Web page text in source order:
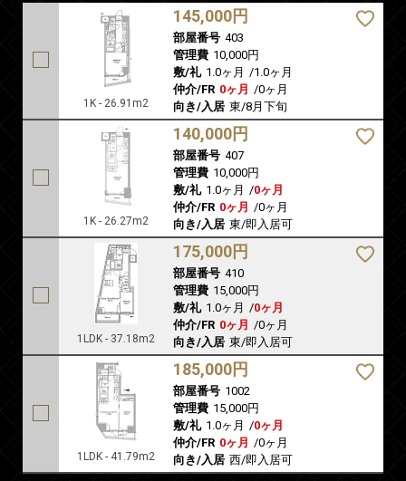
1K - 26.91m2
145,000円
部屋番号 403
管理費 10,000円
敷/礼 1.0ヶ月 /1.0ヶ月
仲介/FR 0ヶ月 /0ヶ月
向き/入居 東/8月下旬
1K - 26.27m2
140,000円
部屋番号 407
管理費 10,000円
敷/礼 1.0ヶ月 /0ヶ月
仲介/FR 0ヶ月 /0ヶ月
向き/入居 東/即入居可
1LDK - 37.18m2
175,000円
部屋番号 410
管理費 15,000円
敷/礼 1.0ヶ月 /0ヶ月
仲介/FR 0ヶ月 /0ヶ月
向き/入居 東/即入居可
1LDK - 41.79m2
185,000円
部屋番号 1002
管理費 15,000円
敷/礼 1.0ヶ月 /0ヶ月
仲介/FR 0ヶ月 /0ヶ月
向き/入居 西/即入居可